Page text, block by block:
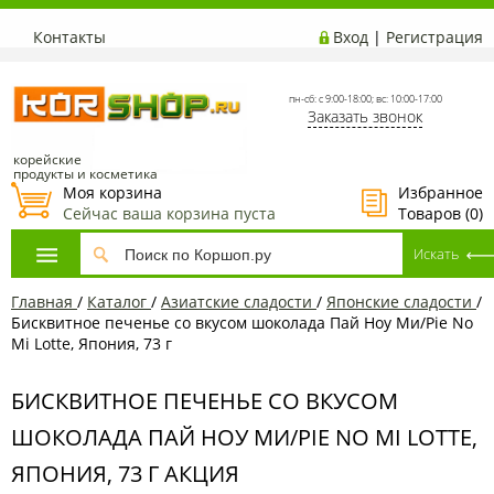
Контакты Вход | Регистрация
корейские
продукты и косметика
пн-сб: с 9:00-18:00; вс: 10:00-17:00
Заказать звонок
Избранное
Товаров (0)
Моя корзина
Сейчас ваша корзина пуста
Главная / Каталог / Азиатcкие сладости / Японские сладости /
Бисквитное печенье со вкусом шоколада Пай Ноу Ми/Pie No
Mi Lotte, Япония, 73 г
БИСКВИТНОЕ ПЕЧЕНЬЕ СО ВКУСОМ
ШОКОЛАДА ПАЙ НОУ МИ/PIE NO MI LOTTE,
ЯПОНИЯ, 73 Г АКЦИЯ